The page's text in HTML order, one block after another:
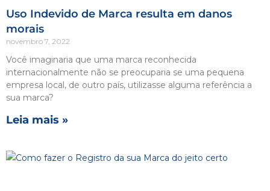
Uso Indevido de Marca resulta em danos
morais
novembro 7, 2022
Você imaginaria que uma marca reconhecida
internacionalmente não se preocuparia se uma pequena
empresa local, de outro país, utilizasse alguma referência a
sua marca?
Leia mais »